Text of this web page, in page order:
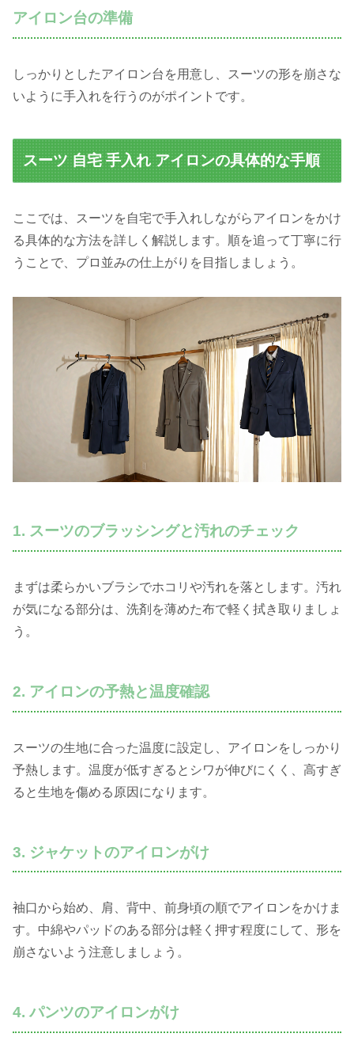
アイロン台の準備
しっかりとしたアイロン台を用意し、スーツの形を崩さな
いように手入れを行うのがポイントです。
スーツ 自宅 手入れ アイロンの具体的な手順
ここでは、スーツを自宅で手入れしながらアイロンをかけ
る具体的な方法を詳しく解説します。順を追って丁寧に行
うことで、プロ並みの仕上がりを目指しましょう。
1. スーツのブラッシングと汚れのチェック
まずは柔らかいブラシでホコリや汚れを落とします。汚れ
が気になる部分は、洗剤を薄めた布で軽く拭き取りましょ
う。
2. アイロンの予熱と温度確認
スーツの生地に合った温度に設定し、アイロンをしっかり
予熱します。温度が低すぎるとシワが伸びにくく、高すぎ
ると生地を傷める原因になります。
3. ジャケットのアイロンがけ
袖口から始め、肩、背中、前身頃の順でアイロンをかけま
す。中綿やパッドのある部分は軽く押す程度にして、形を
崩さないよう注意しましょう。
4. パンツのアイロンがけ